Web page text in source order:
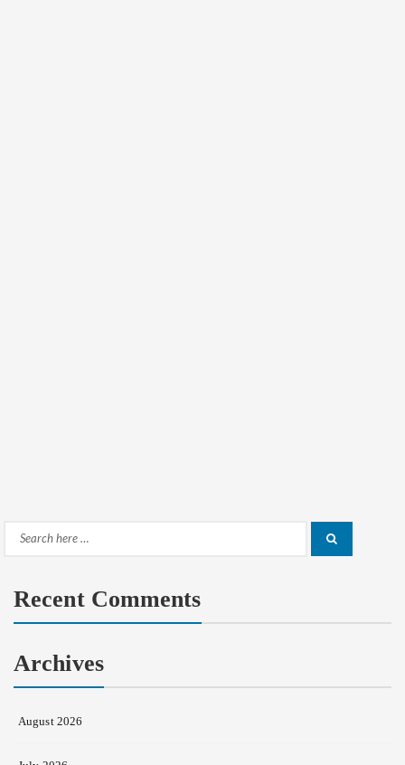
Search
Recent Comments
Archives
August 2026